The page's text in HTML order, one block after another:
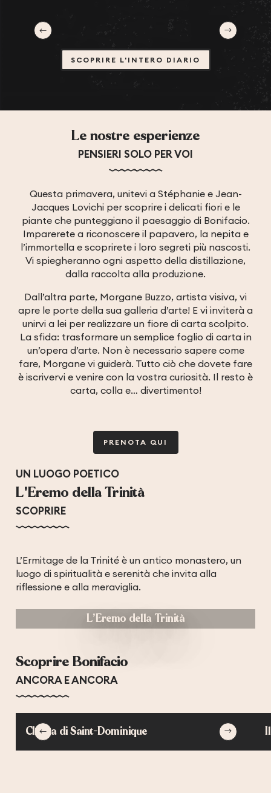
SCOPRIRE L'INTERO DIARIO
Le nostre esperienze
PENSIERI SOLO PER VOI
Questa primavera, unitevi a Stéphanie e Jean-
Jacques Lovichi per scoprire i delicati fiori e le
piante che punteggiano il paesaggio di Bonifacio.
Imparerete a riconoscere il papavero, la nepita e
l’immortella e scoprirete i loro segreti più nascosti.
Vi spiegheranno ogni aspetto della distillazione,
dalla raccolta alla produzione.
Dall’altra parte, Morgane Buzzo, artista visiva, vi
apre le porte della sua galleria d’arte! E vi inviterà a
unirvi a lei per realizzare un fiore di carta scolpito.
La sfida: trasformare un semplice foglio di carta in
un’opera d’arte. Non è necessario sapere come
fare, Morgane vi guiderà. Tutto ciò che dovete fare
è iscrivervi e venire con la vostra curiosità. Il resto è
carta, colla e… divertimento!
PRENOTA QUI
UN LUOGO POETICO
L'Eremo della Trinità
SCOPRIRE
L’Ermitage de la Trinité è un antico monastero, un
luogo di spiritualità e serenità che invita alla
riflessione e alla meraviglia.
L’Eremo della Trinità
Scoprire Bonifacio
ANCORA E ANCORA
Chiesa di Saint-Dominique